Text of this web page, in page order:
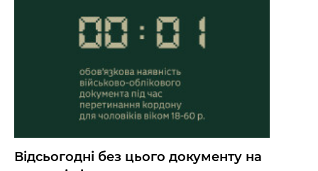
Відсьогодні без цього документу на